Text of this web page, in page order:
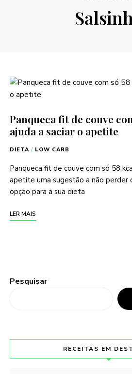
Panqueca fit de couve
ajuda a saciar o apetite
DIETA / LOW CARB
Panqueca fit de couve com só 58
apetite uma sugestão a não perder
opção para a sua dieta
LER MAIS
Pesquisar
RECEITAS EM